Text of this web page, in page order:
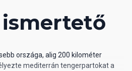
ismertető
országa, alig 200 kilométer
mediterrán tengerpartokat a